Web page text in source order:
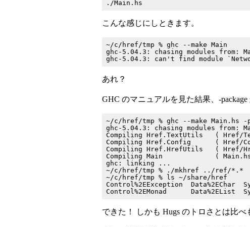
こんな感じにしときます。
~/c/href/tmp % ghc --make Main
ghc-5.04.3: chasing modules from:
あれ？
GHC のマニュアルを見た結果、-package
~/c/href/tmp % ghc --make Main.hs -
ghc-5.04.3: chasing modules from:
Compiling Href.TextUtils   ( Href/
Compiling Href.Config      ( Href/
Compiling Href.HrefUtils   ( Href/
Compiling Main             (
ghc: linking ...
~/c/href/tmp % ./mkhref ../ref/*.*
~/c/href/tmp % ls ~/share/href
Control%2EException  Data%2EChar
できた！ しかも Hugs のトロさとは比